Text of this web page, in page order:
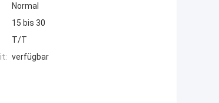
Normal
15 bis 30
T/T
verfügbar